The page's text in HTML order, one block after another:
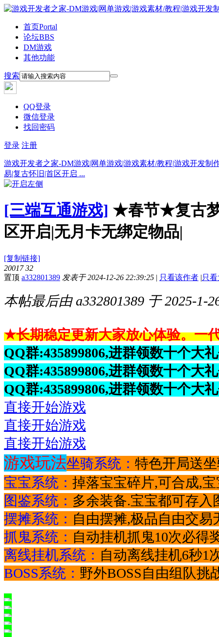
首页Portal
论坛BBS
DM游戏
其他功能
搜索
QQ登录
微信登录
找回密码
登录 注册
游戏开发者之家-DM游戏|网单游戏|游戏素材/教程|游戏开发制
易|复古怀旧|首区开启 ...
[三端互通游戏] ★春节★复古
区开启|无月卡无绑定物品|
[复制链接]
20017 32
置顶 a332801389 发表于 2024-12-26 22:39:25 | 只看该作者 |只
本帖最后由 a332801389 于 2025-1-
★长期稳定更新大家放心体验。一
QQ群:435899806,进群领数十个大
QQ群:435899806,进群领数十个大
QQ群:435899806,进群领数十个大
直接开始游戏
直接开始游戏
直接开始游戏
游戏玩法坐骑系统： 特色开局送
宝宝系统： 掉落宝宝碎片,可合成,
图鉴系统： 多余装备.宝宝都可存入
摆摊系统： 自由摆摊,极品自由交易
抓鬼系统： 自动挂机抓鬼10次必得
离线挂机系统： 自动离线挂机6秒1
BOSS系统： 野外BOSS自由组队挑